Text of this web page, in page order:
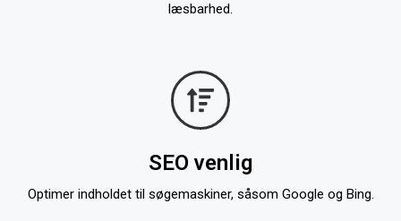
læsbarhed.
SEO venlig
Optimer indholdet til søgemaskiner, såsom Google og Bing.